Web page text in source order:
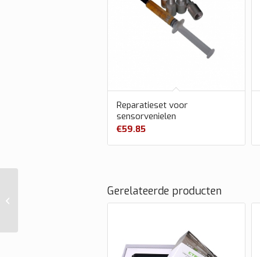
Reparatieset voor
sensorvenielen
€59.85
Gerelateerde producten